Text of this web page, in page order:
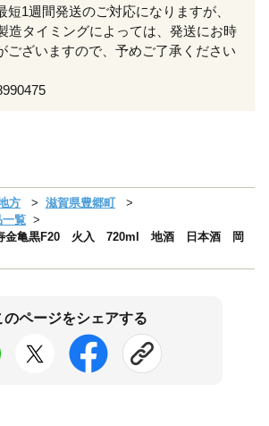
1週間発送のご対応になりますが、
造タイミングによっては、発送にお時
ございますので、予めご了承ください
方
滋賀県豊郷町
一覧
寿金亀黒F20 火入 720ml 地酒 日本酒 岡
のページをシェアする